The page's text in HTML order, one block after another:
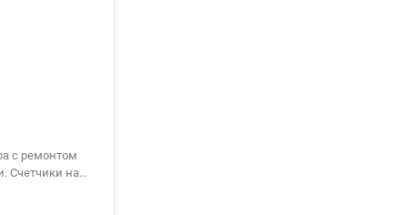
с ремонтом